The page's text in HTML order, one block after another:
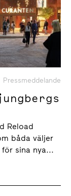
Pressmeddelande
Reload
båda väljer
sina nya...